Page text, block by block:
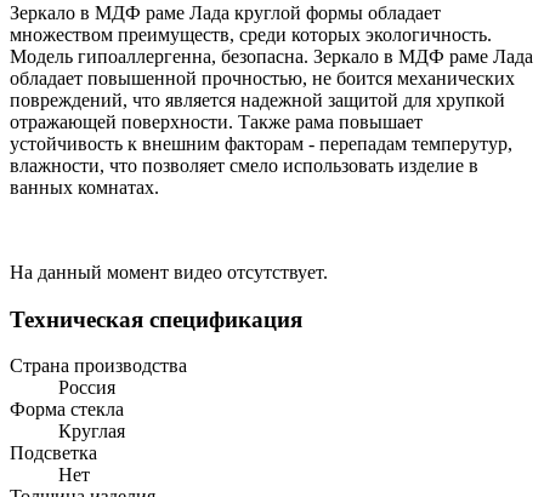
Зеркало в МДФ раме Лада круглой формы обладает
множеством преимуществ, среди которых экологичность.
Модель гипоаллергенна, безопасна. Зеркало в МДФ раме Лада
обладает повышенной прочностью, не боится механических
повреждений, что является надежной защитой для хрупкой
отражающей поверхности. Также рама повышает
устойчивость к внешним факторам - перепадам темперутур,
влажности, что позволяет смело использовать изделие в
ванных комнатах.
На данный момент видео отсутствует.
Техническая спецификация
Страна производства
Россия
Форма стекла
Круглая
Подсветка
Нет